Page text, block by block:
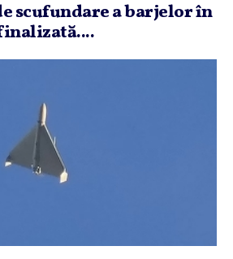
scufundare a barjelor în